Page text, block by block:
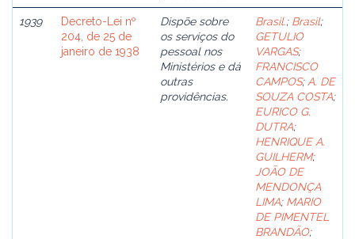
1939
Decreto-Lei nº
204, de 25 de
janeiro de 1938
Dispõe sobre
os serviços do
pessoal nos
Ministérios e dá
outras
providências.
Brasil.; Brasil;
GETULIO
VARGAS;
FRANCISCO
CAMPOS; A. DE
SOUZA COSTA;
EURICO G.
DUTRA;
HENRIQUE A.
GUILHERM;
JOÃO DE
MENDONÇA
LIMA; MARIO
DE PIMENTEL
BRANDÃO;